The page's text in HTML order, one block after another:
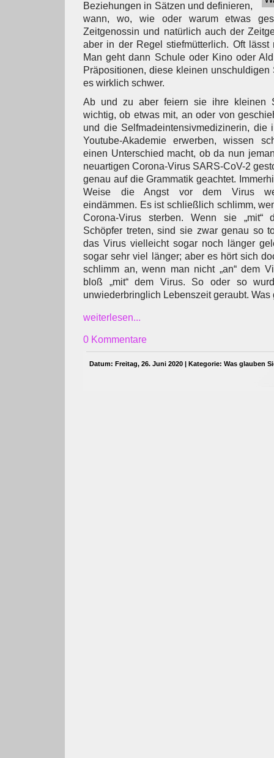
Beziehungen in Sätzen und definieren,
wann, wo, wie oder warum etwas
Zeitgenossin und natürlich auch der
aber in der Regel stiefmütterlich. Oft
Man geht dann Schule oder Kino oder
Präpositionen, diese kleinen unschuldigen
es wirklich schwer.
Ab und zu aber feiern sie ihre kleinen
wichtig, ob etwas mit, an oder von
und die Selfmadeintensivmedizinerin, die
Youtube-Akademie erwerben, wissen
einen Unterschied macht, ob da nun
neuartigen Corona-Virus SARS-CoV-2
genau auf die Grammatik geachtet.
Weise die Angst vor dem Virus
eindämmen. Es ist schließlich schlimm,
Corona-Virus sterben. Wenn sie
Schöpfer treten, sind sie zwar genau so
das Virus vielleicht sogar noch länger
sogar sehr viel länger; aber es hört sich
schlimm an, wenn man nicht „an“ dem
bloß „mit“ dem Virus. So oder so
unwiederbringlich Lebenszeit geraubt.
weiterlesen...
0 Kommentare
Datum: Freitag, 26. Juni 2020 | Kategorie: Was glauben